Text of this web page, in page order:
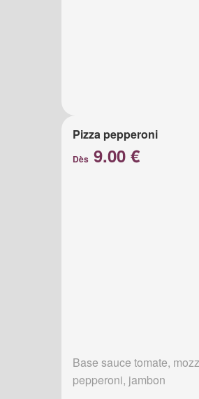
Pizza pepperoni
Dès 9.00 €
Base sauce tomate,
pepperoni, jambon